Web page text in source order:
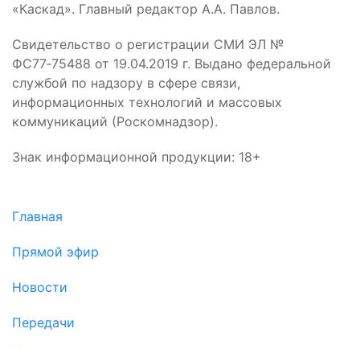
«Каскад». Главный редактор А.А. Павлов.
Свидетельство о регистрации СМИ ЭЛ №
ФС77‑75488 от 19.04.2019 г. Выдано федеральной
службой по надзору в сфере связи,
информационных технологий и массовых
коммуникаций (Роскомнадзор).
Знак информационной продукции: 18+
Главная
Прямой эфир
Новости
Передачи